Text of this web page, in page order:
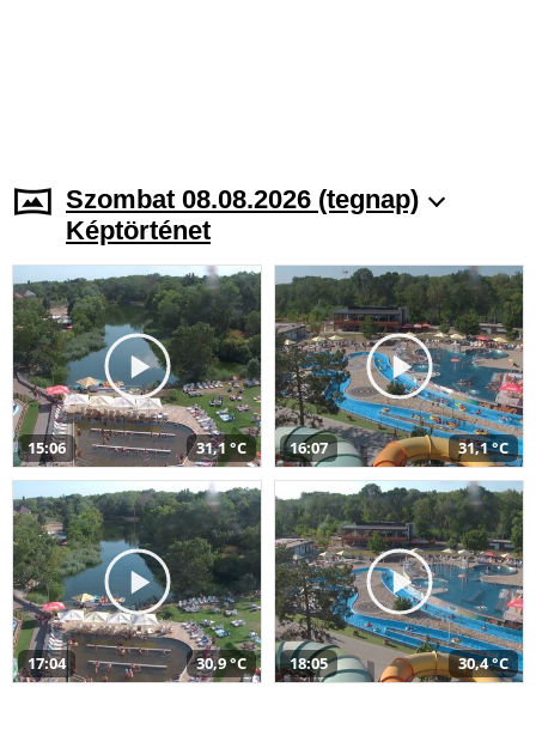
Szombat 08.08.2026 (tegnap)
Képtörténet
15:06 31,1 °C 16:07 31,1 °C
17:04 30,9 °C 18:05 30,4 °C